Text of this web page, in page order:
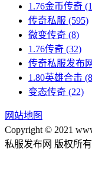
1.76金币传奇
传奇私服 (595)
微变传奇 (8)
1.76传奇 (32)
传奇私服发布网
1.80英雄合击
变态传奇 (22)
网站地图
Copyright © 2021
私服发布网 版权所有